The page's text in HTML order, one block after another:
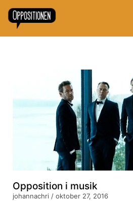
Opposition i musik
johannachri oktober 27, 2016